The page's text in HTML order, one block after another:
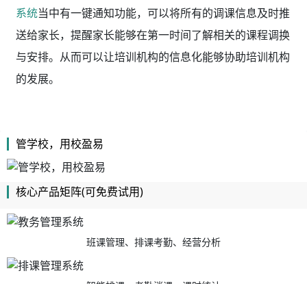
系统当中有一键通知功能，可以将所有的调课信息及时推
送给家长，提醒家长能够在第一时间了解相关的课程调换
与安排。从而可以让培训机构的信息化能够协助培训机构
的发展。
管学校，用校盈易
核心产品矩阵(可免费试用)
班课管理、排课考勤、经营分析